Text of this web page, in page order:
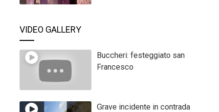
VIDEO GALLERY
Buccheri: festeggiato san
Francesco
Grave incidente in contrada